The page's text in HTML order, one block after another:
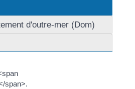
d'outre-mer (Dom)
span>.